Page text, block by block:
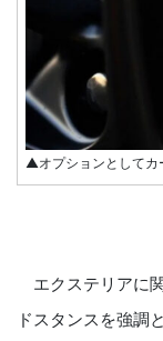
▲オプションとしてカ
エクステリアに
ドスタンスを強